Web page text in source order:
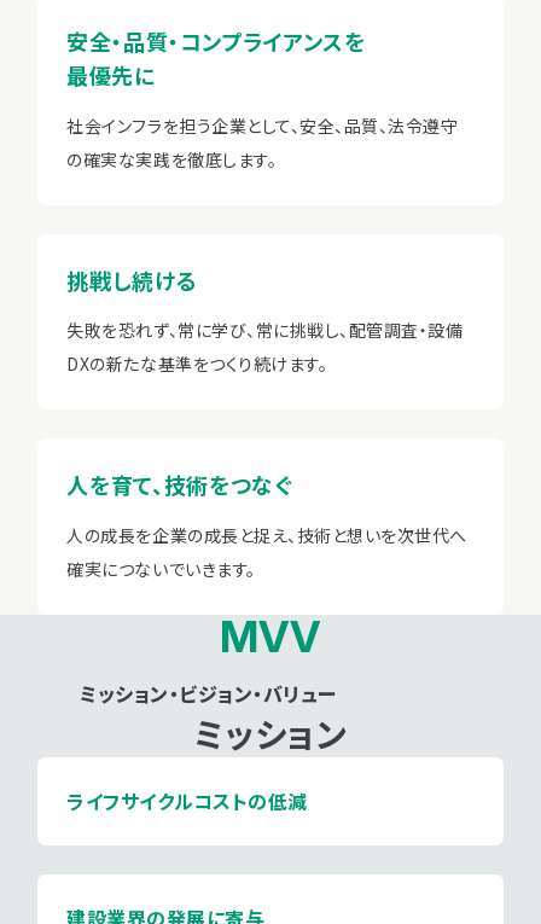
安全・品質・コンプライアンスを
最優先に
社会インフラを担う企業として、安全、品質、法令遵守
の確実な実践を徹底します。
挑戦し続ける
失敗を恐れず、常に学び、常に挑戦し、配管調査・設備
DXの新たな基準をつくり続けます。
人を育て、技術をつなぐ
人の成長を企業の成長と捉え、技術と想いを次世代へ
確実につないでいきます。
MVV
ミッション・ビジョン・バリュー
ミッション
ライフサイクルコストの低減
建設業界の発展に寄与